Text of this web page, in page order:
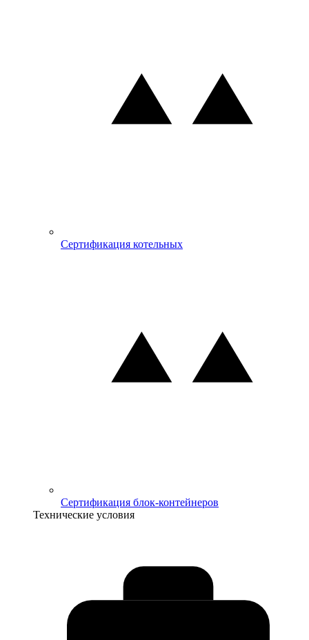
Сертификация котельных
Сертификация блок-контейнеров
Технические условия